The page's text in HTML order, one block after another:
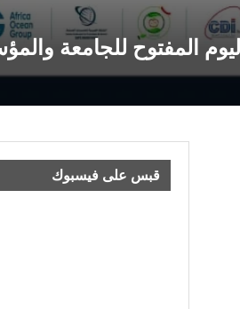
المفتوح للجامعة
قبس على فيسبوك